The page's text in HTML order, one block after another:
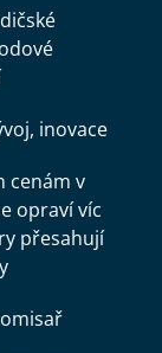
inovace
cenám v
opraví víc
přesahují